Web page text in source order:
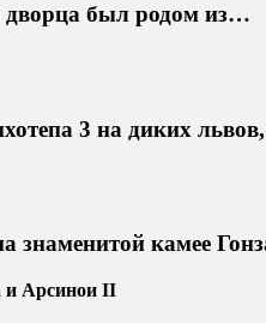
был родом из…
3 на диких
знаменитой камее
и Арсинои II